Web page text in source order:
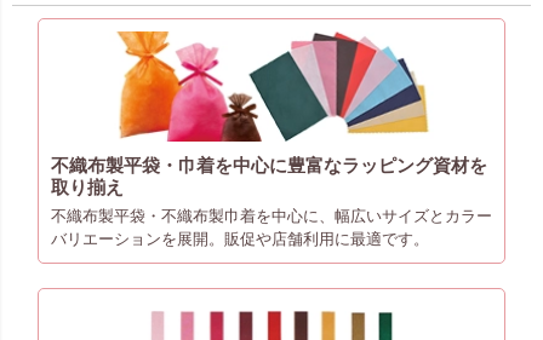
不織布製平袋・巾着を中心に豊富なラッピング資材を
取り揃え
不織布製平袋・不織布製巾着を中心に、幅広いサイズとカラー
バリエーションを展開。販促や店舗利用に最適です。